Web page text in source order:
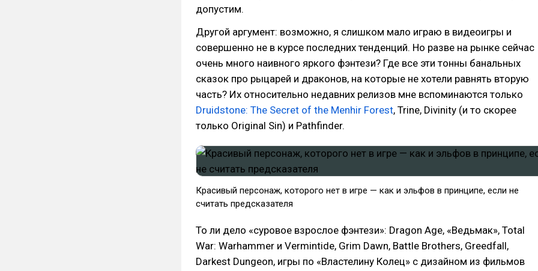
допустим.
Другой аргумент: возможно, я слишком мало играю в видеоигры и
совершенно не в курсе последних тенденций. Но разве на рынке сейчас
очень много наивного яркого фэнтези? Где все эти тонны банальных
сказок про рыцарей и драконов, на которые не хотели равнять вторую
часть? Их относительно недавних релизов мне вспоминаются только
Druidstone: The Secret of the Menhir Forest, Trine, Divinity (и то скорее
только Original Sin) и Pathfinder.
Красивый персонаж, которого нет в игре — как и эльфов в принципе, если не
считать предсказателя
То ли дело «суровое взрослое фэнтези»: Dragon Age, «Ведьмак», Total
War: Warhammer и Vermintide, Grim Dawn, Battle Brothers, Greedfall,
Darkest Dungeon, игры по «Властелину Колец» с дизайном из фильмов